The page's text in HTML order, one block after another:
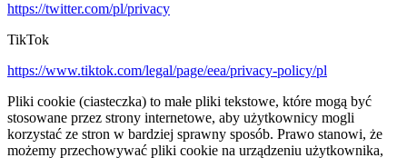
https://twitter.com/pl/privacy
TikTok
https://www.tiktok.com/legal/page/eea/privacy-policy/pl
Pliki cookie (ciasteczka) to małe pliki tekstowe, które mogą być
stosowane przez strony internetowe, aby użytkownicy mogli
korzystać ze stron w bardziej sprawny sposób. Prawo stanowi, że
możemy przechowywać pliki cookie na urządzeniu użytkownika,